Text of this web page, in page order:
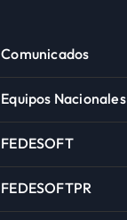
Comunicados
Equipos Nacionales
FEDESOFT
FEDESOFTPR